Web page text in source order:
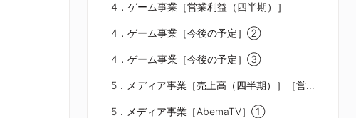
4．ゲーム事業［営業利益（四半期）］
4．ゲーム事業［今後の予定］②
4．ゲーム事業［今後の予定］③
5．メディア事業［売上高（四半期）］［営業利益（四半期）］
5．メディア事業［AbemaTV］①